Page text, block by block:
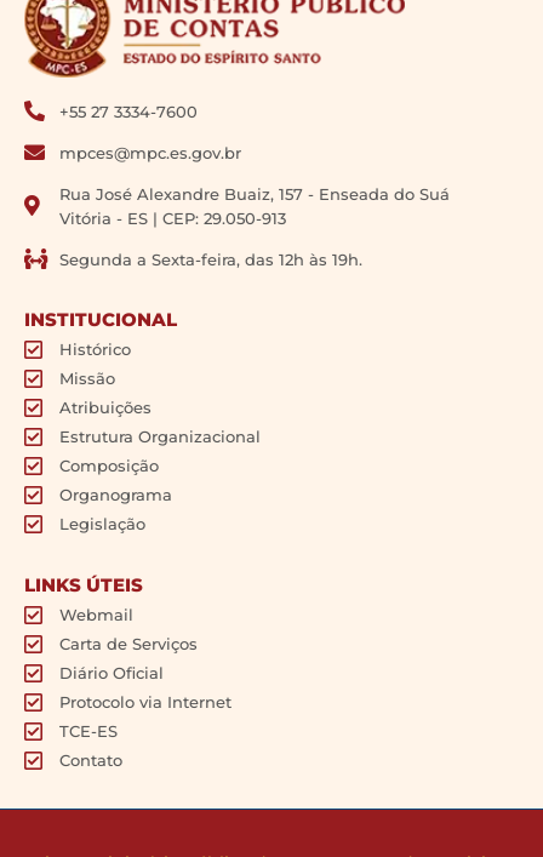
+55 27 3334-7600
mpces@mpc.es.gov.br
Rua José Alexandre Buaiz, 157 - Enseada do Suá
Vitória - ES | CEP: 29.050-913
Segunda a Sexta-feira, das 12h às 19h.
INSTITUCIONAL
Histórico
Missão
Atribuições
Estrutura Organizacional
Composição
Organograma
Legislação
LINKS ÚTEIS
Webmail
Carta de Serviços
Diário Oficial
Protocolo via Internet
TCE-ES
Contato